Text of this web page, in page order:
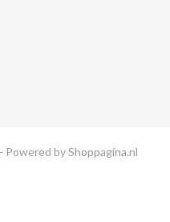
by Shoppagina.nl